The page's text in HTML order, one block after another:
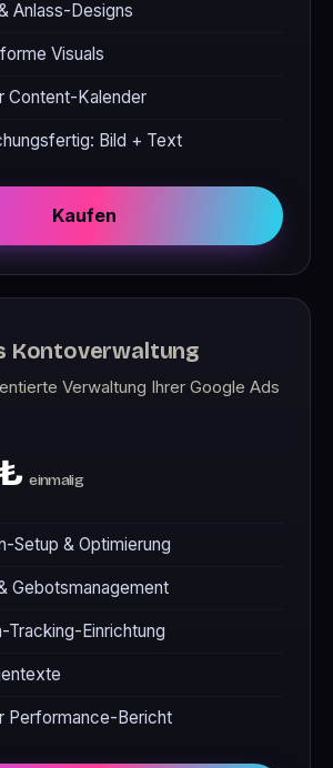
Anlass-Designs
Visuals
Content-Kalender
Bild + Text
Kaufen
Kontoverwaltung
Verwaltung Ihrer Google Ads
einmalig
Setup & Optimierung
Gebotsmanagement
Tracking-Einrichtung
Performance-Bericht